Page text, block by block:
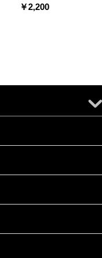
￥2,200